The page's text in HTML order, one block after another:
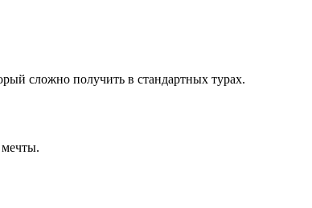
сложно получить в стандартных турах.